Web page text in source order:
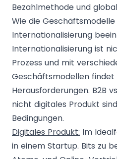
Bezahlmethode und
Wie die Geschäftsmodelle
Internationalisierung
Internationalisierung ist
Prozess und mit
Geschäftsmodellen
Herausforderungen. B2B
nicht digitales Produkt
Bedingungen.
Digitales Produkt: Im
in einem Startup. Bits zu